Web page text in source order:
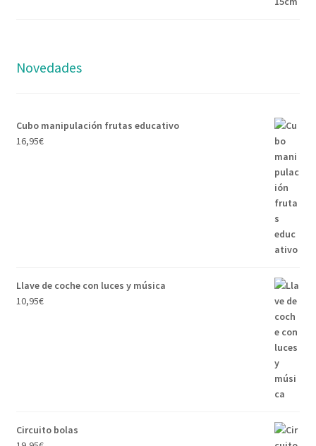
Novedades
Cubo manipulación frutas educativo
16,95€
Llave de coche con luces y música
10,95€
Circuito bolas